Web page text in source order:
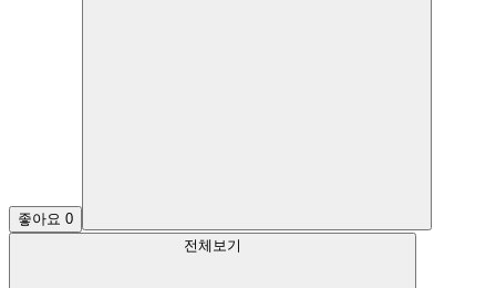
좋아요 0
전체보기